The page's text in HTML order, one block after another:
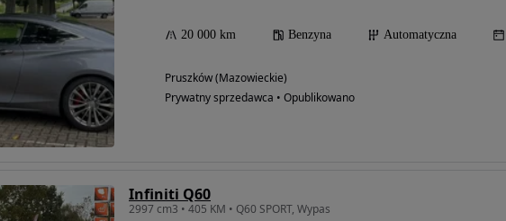
20 000 km Benzyna Automatyczna
Pruszków (Mazowieckie)
Prywatny sprzedawca • Opublikowano
Infiniti Q60
2997 cm3 • 405 KM • Q60 SPORT, Wypas